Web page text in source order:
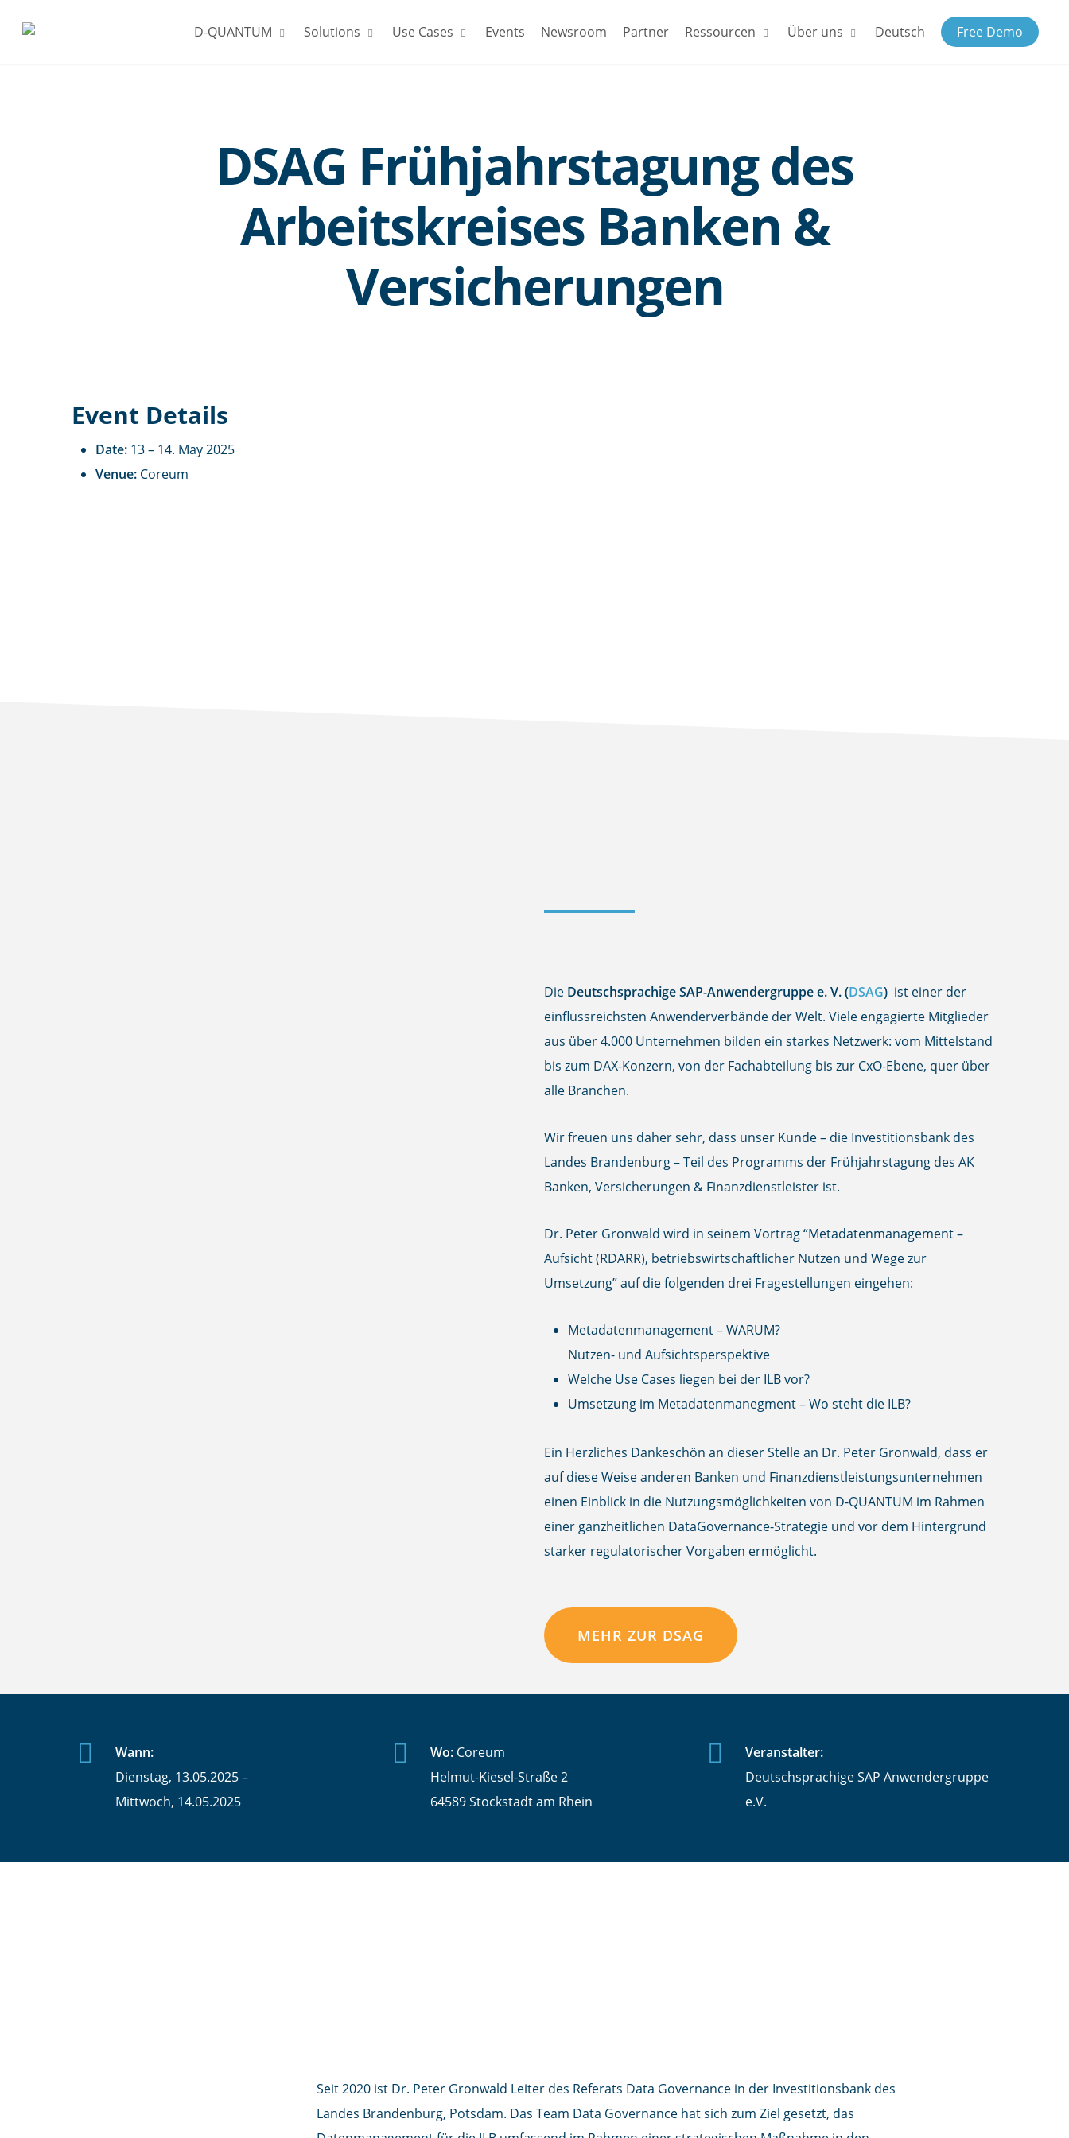
D-QUANTUM Solutions Use Cases Events Newsroom Partner Ressourcen Über uns Deutsch Free Demo
DSAG Frühjahrstagung des
Arbeitskreises Banken &
Versicherungen
Event Details
Date: 13– 14. May 2025
Venue: Coreum
Arbeitskreis Banken, Versicherungen & Finanzdienstleister
Die Deutschsprachige SAP-Anwendergruppe e. V. (DSAG) ist einer der
einflussreichsten Anwenderverbände der Welt. Viele engagierte Mitglieder
aus über 4.000 Unternehmen bilden ein starkes Netzwerk: vom Mittelstand
bis zum DAX-Konzern, von der Fachabteilung bis zur CxO-Ebene, quer über
alle Branchen.
Wir freuen uns daher sehr, dass unser Kunde – die Investitionsbank des
Landes Brandenburg– Teil des Programms der Frühjahrstagung des AK
Banken, Versicherungen & Finanzdienstleister ist.
Dr. Peter Gronwald wird in seinem Vortrag “Metadatenmanagement –
Aufsicht (RDARR), betriebswirtschaftlicher Nutzen und Wege zur
Umsetzung” auf die folgenden drei Fragestellungen eingehen:
Metadatenmanagement – WARUM?
Nutzen- und Aufsichtsperspektive
Welche Use Cases liegen bei der ILB vor?
Umsetzung im Metadatenmanegment – Wo steht die ILB?
Ein Herzliches Dankeschön an dieser Stelle an Dr. Peter Gronwald, dass er
auf diese Weise anderen Banken und Finanzdienstleistungsunternehmen
einen Einblick in die Nutzungsmöglichkeiten von D-QUANTUM im Rahmen
einer ganzheitlichen DataGovernance-Strategie und vor dem Hintergrund
starker regulatorischer Vorgaben ermöglicht.
MEHR ZUR DSAG
Wann:
Dienstag, 13.05.2025 –
Mittwoch, 14.05.2025
Wo:Coreum
Helmut-Kiesel-Straße 2
64589 Stockstadt am Rhein
Veranstalter:
Deutschsprachige SAP Anwendergruppe
e.V.
Dr. Peter Gronwald
Seit 2020 ist Dr. Peter Gronwald Leiter des Referats Data Governance in der Investitionsbank des
Landes Brandenburg, Potsdam. Das Team Data Governance hat sich zum Ziel gesetzt, das